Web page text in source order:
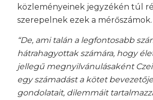
közleményeinek jegyzékén túl
szerepelnek ezek a mérőszámok.
“De, ami talán a legfontosabb
hátrahagyottak számára, hogy
jellegű megnyilvánulásaként
egy számadást a kötet
gondolatait, dilemmáit